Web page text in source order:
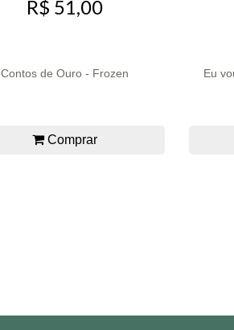
R$ 51,00
Contos de Ouro - Frozen
Comprar
Eu